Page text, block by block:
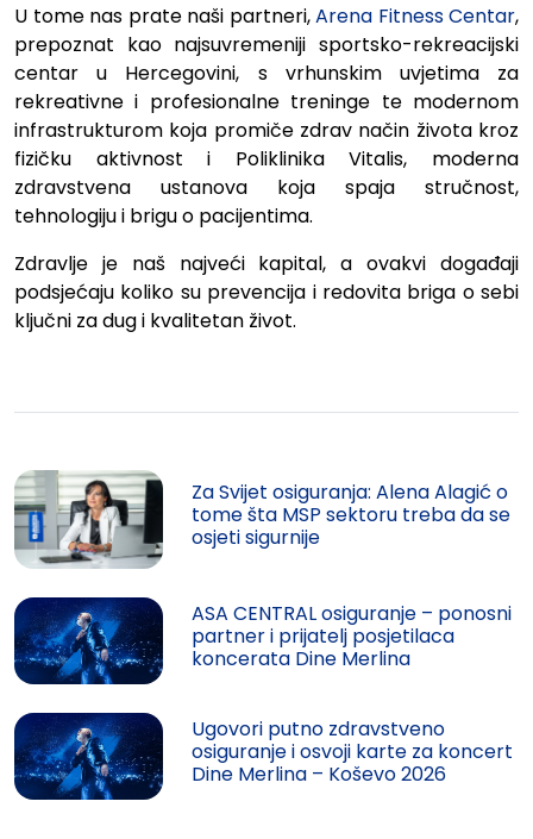
U tome nas prate naši partneri,Arena Fitness Centar,
prepoznat kao najsuvremeniji sportsko-rekreacijski
centar u Hercegovini,
s vrhunskim uvjetima za
rekreativne i profesionalne treninge te modernom
infrastrukturom koja promiče zdrav način života kroz
fizičku aktivnost
i Poliklinika Vitalis,
moderna
zdravstvena
ustanova koja spaja
stručnost,
tehnologijui briguo pacijentima.
Zdravlje je naš najveći kapital, a ovakvi događaji
podsjećaju koliko su prevencija i redovita briga o sebi
ključni za dug i kvalitetan život.
Za Svijet osiguranja: Alena Alagić o
tome šta MSP sektoru treba da se
osjeti sigurnije
ASA CENTRAL osiguranje – ponosni
partner i prijatelj posjetilaca
koncerata Dine Merlina
Ugovori putno zdravstveno
osiguranje i osvoji karte za koncert
Dine Merlina – Koševo 2026